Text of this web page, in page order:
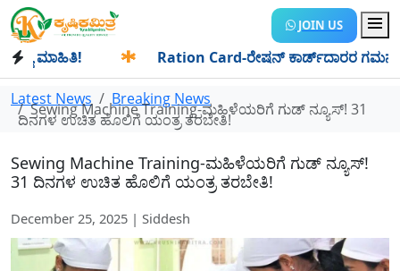
JOIN US
ಮಾಹಿತಿ! Ration Card-ರೇಷನ್ ಕಾರ್ಡ್‍ದಾರರ ಗಮನಕ್ಕೆ:
Latest News Breaking News
Sewing Machine Training-ಮಹಿಳೆಯರಿಗೆ ಗುಡ್ ನ್ಯೂಸ್! 31
ದಿನಗಳ ಉಚಿತ ಹೊಲಿಗೆ ಯಂತ್ರ ತರಬೇತಿ!
Sewing Machine Training-ಮಹಿಳೆಯರಿಗೆ ಗುಡ್ ನ್ಯೂಸ್!
31 ದಿನಗಳ ಉಚಿತ ಹೊಲಿಗೆ ಯಂತ್ರ ತರಬೇತಿ!
December 25, 2025 | Siddesh